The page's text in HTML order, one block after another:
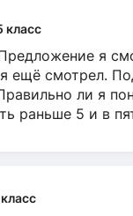
класс
я
ещё смотрел.
ли я
раньше 5 и в